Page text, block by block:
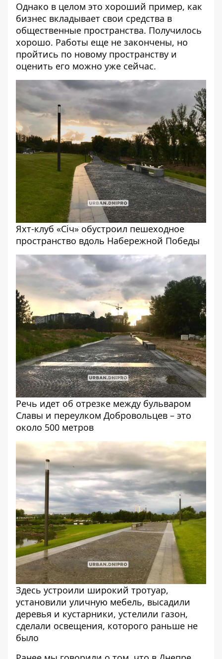
Однако в целом это хороший пример, как
бизнес вкладывает свои средства в
общественные пространства. Получилось
хорошо. Работы еще не закончены, но
пройтись по новому пространству и
оценить его можно уже сейчас.
Яхт-клуб «Січ» обустроил пешеходное
пространство вдоль Набережной Победы
Речь идет об отрезке между бульваром
Славы и переулком Добровольцев – это
около 500 метров
Здесь устроили широкий тротуар,
установили уличную мебель, высадили
деревья и кустарники, устелили газон,
сделали освещения, которого раньше не
было